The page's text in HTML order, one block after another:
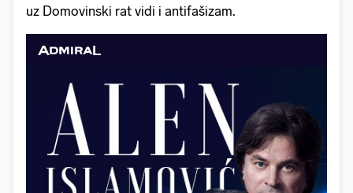
uz Domovinski rat vidi i antifašizam.